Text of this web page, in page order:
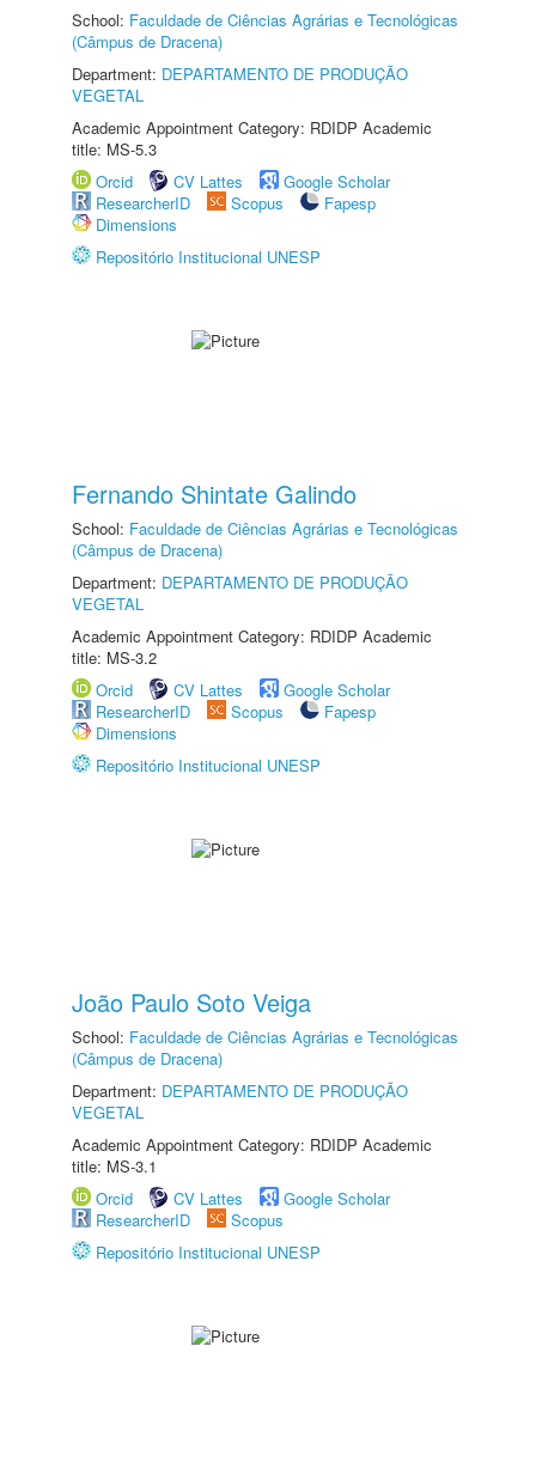
School: Faculdade de Ciências Agrárias e Tecnológicas
(Câmpus de Dracena)
Department: DEPARTAMENTO DE PRODUÇÃO
VEGETAL
Academic Appointment Category: RDIDP Academic
title: MS-5.3
Orcid
CV Lattes
Google Scholar
ResearcherID
Scopus
Fapesp
Dimensions
Repositório Institucional UNESP
Fernando Shintate Galindo
School: Faculdade de Ciências Agrárias e Tecnológicas
(Câmpus de Dracena)
Department: DEPARTAMENTO DE PRODUÇÃO
VEGETAL
Academic Appointment Category: RDIDP Academic
title: MS-3.2
Orcid
CV Lattes
Google Scholar
ResearcherID
Scopus
Fapesp
Dimensions
Repositório Institucional UNESP
João Paulo Soto Veiga
School: Faculdade de Ciências Agrárias e Tecnológicas
(Câmpus de Dracena)
Department: DEPARTAMENTO DE PRODUÇÃO
VEGETAL
Academic Appointment Category: RDIDP Academic
title: MS-3.1
Orcid
CV Lattes
Google Scholar
ResearcherID
Scopus
Repositório Institucional UNESP